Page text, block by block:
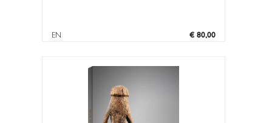
€ 80,00
EN